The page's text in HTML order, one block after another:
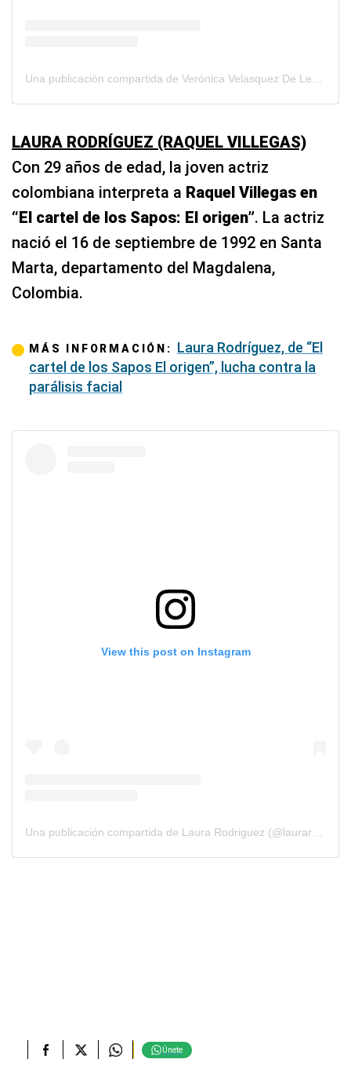
LAURA RODRÍGUEZ (RAQUEL VILLEGAS)
Con 29 años de edad, la joven actriz
colombiana interpreta a Raquel Villegas en
“El cartel de los Sapos: El origen”. La actriz
nació el 16 de septiembre de 1992 en Santa
Marta, departamento del Magdalena,
Colombia.
MÁS INFORMACIÓN: Laura Rodríguez, de “El
cartel de los Sapos El origen”, lucha contra la
parálisis facial
View this post on Instagram
Una publicación compartida de Laura Rodriguez (@laurarodriguezactriz)
Únete